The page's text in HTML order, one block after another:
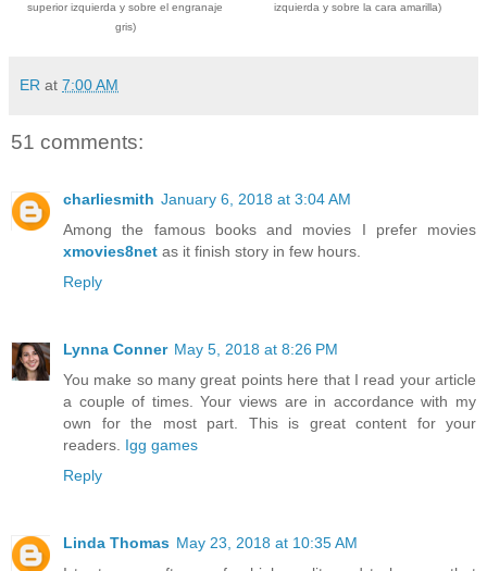
superior izquierda y sobre el engranaje
gris)
izquierda y sobre la cara amarilla)
ER at 7:00 AM
51 comments:
charliesmith January 6, 2018 at 3:04 AM
Among the famous books and movies I prefer movies
xmovies8net as it finish story in few hours.
Reply
Lynna Conner May 5, 2018 at 8:26 PM
You make so many great points here that I read your article
a couple of times. Your views are in accordance with my
own for the most part. This is great content for your
readers. Igg games
Reply
Linda Thomas May 23, 2018 at 10:35 AM